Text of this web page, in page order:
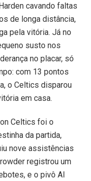
cavando faltas
de longa distância,
pela vitória. Já no
susto nos
no placar, só
com 13 pontos
o Celtics disparou
em casa.
Celtics foi o
da partida,
nove assistências
registrou um
e o pivô Al